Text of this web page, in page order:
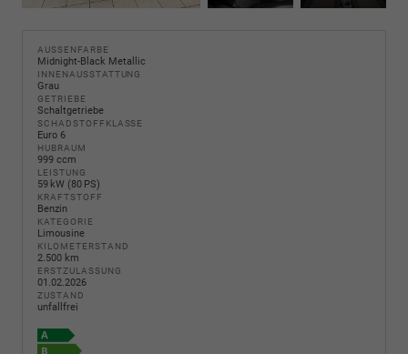
AUSSENFARBE
Midnight-Black Metallic
INNENAUSSTATTUNG
Grau
GETRIEBE
Schaltgetriebe
SCHADSTOFFKLASSE
Euro 6
HUBRAUM
999 ccm
LEISTUNG
59 kW (80 PS)
KRAFTSTOFF
Benzin
KATEGORIE
Limousine
KILOMETERSTAND
2.500 km
ERSTZULASSUNG
01.02.2026
ZUSTAND
unfallfrei